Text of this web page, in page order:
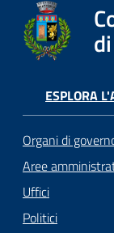
ESPLORA
Organi di
Aree
Uffici
Politici